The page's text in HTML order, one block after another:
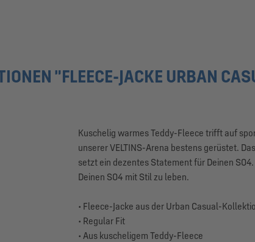
"FLEECE-JACKE URBAN
Kuschelig warmes Teddy-Fleece trifft auf
unserer VELTINS-Arena bestens gerüstet.
setzt ein dezentes Statement für Deinen
Deinen S04 mit Stil zu leben.
• Fleece-Jacke aus der Urban Casual-
• Regular Fit
• Aus kuscheligem Teddy-Fleece